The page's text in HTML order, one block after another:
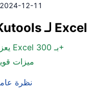
2024-12-11
Kutools لـ Excel
يعزز Excel بـ 300+
ميزات
نظرة